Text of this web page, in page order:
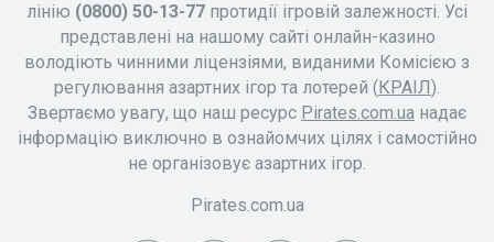
Pirates.com.ua
лінію (0800) 50-13-77 протидії ігровій залежності. Усі
представлені на нашому сайті онлайн-казино
володіють чинними ліцензіями, виданими Комісією з
регулювання азартних ігор та лотерей (КРАІЛ).
Звертаємо увагу, що наш ресурс Pirates.com.ua надає
інформацію виключно в ознайомчих цілях і самостійно
не організовує азартних ігор.